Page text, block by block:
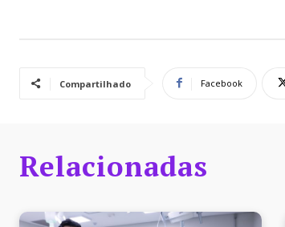
Compartilhado Facebook
Relacionadas